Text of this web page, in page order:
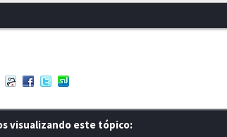
visualizando este tópico: